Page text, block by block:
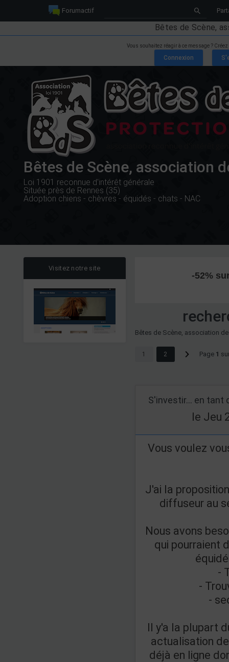
Forumactif
Bêtes de Scène,
Vous souhaitez réagir à ce message ?
Bêtes de Scène, association
Loi 1901 reconnue d'intérêt générale
Située près de Rennes (35)
Adoption chiens - chèvres - équidés - chats - NAC
Visitez notre site
-52%
Bêtes de Scène, association
Page 1
1 2
le Jeu
Vous voulez
J'ai la
diffuseur au
Nous avons
qui pourraient
-
-
-
Il y'a la plupart
actualisation
déjà en ligne